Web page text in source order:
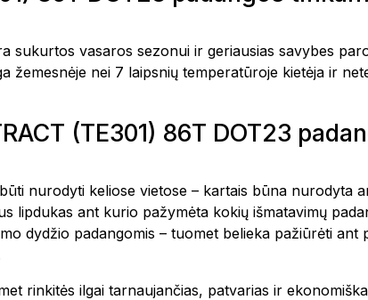
sukurtos vasaros sezonui ir geriausias savybes
žemesnėje nei 7 laipsnių temperatūroje kietėja ir
(TE301) 86T DOT23
nurodyti keliose vietose – kartais būna nurodyta
lipdukas ant kurio pažymėta kokių išmatavimų
dydžio padangomis – tuomet belieka pažiūrėti ant
rinkitės ilgai tarnaujančias, patvarias ir